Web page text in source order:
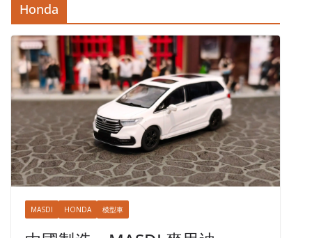
Honda
MASDI HONDA 模型車